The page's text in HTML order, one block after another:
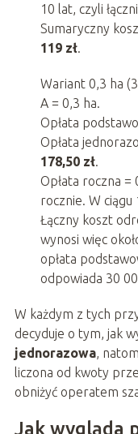
10 lat, czyli
Sumaryczny
119 zł.
Wariant 0,3 ha
A = 0,3 ha.
Opłata
Opłata
178,50 zł.
Opłata roczna =
rocznie. W ciągu
Łączny koszt
wynosi więc
opłata
odpowiada 30
W każdym z tych
decyduje o tym, jak
jednorazowa,
liczona od kwoty
obniżyć operatem
Jak wygląda